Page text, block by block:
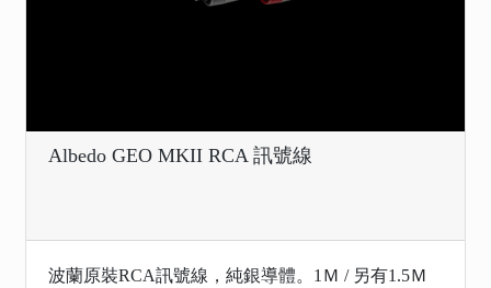
Albedo GEO MKII RCA 訊號線
波蘭原裝RCA訊號線，純銀導體。1Ｍ / 另有1.5Ｍ